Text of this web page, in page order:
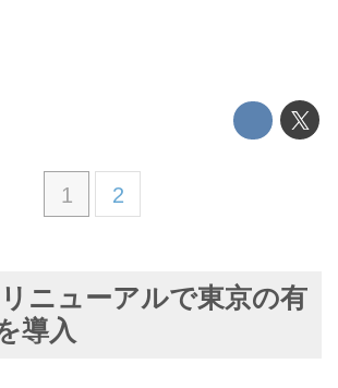
1 2
ニューアルで東京の有
導入